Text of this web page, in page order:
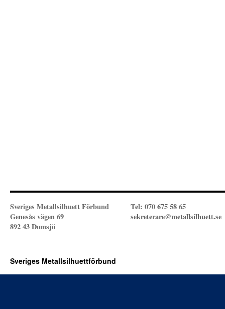
Sveriges Metallsilhuett Förbund
Genesås vägen 69
892 43 Domsjö
Tel: 070 675 58 65
sekreterare@metallsilhuett.se
Sveriges Metallsilhuettförbund